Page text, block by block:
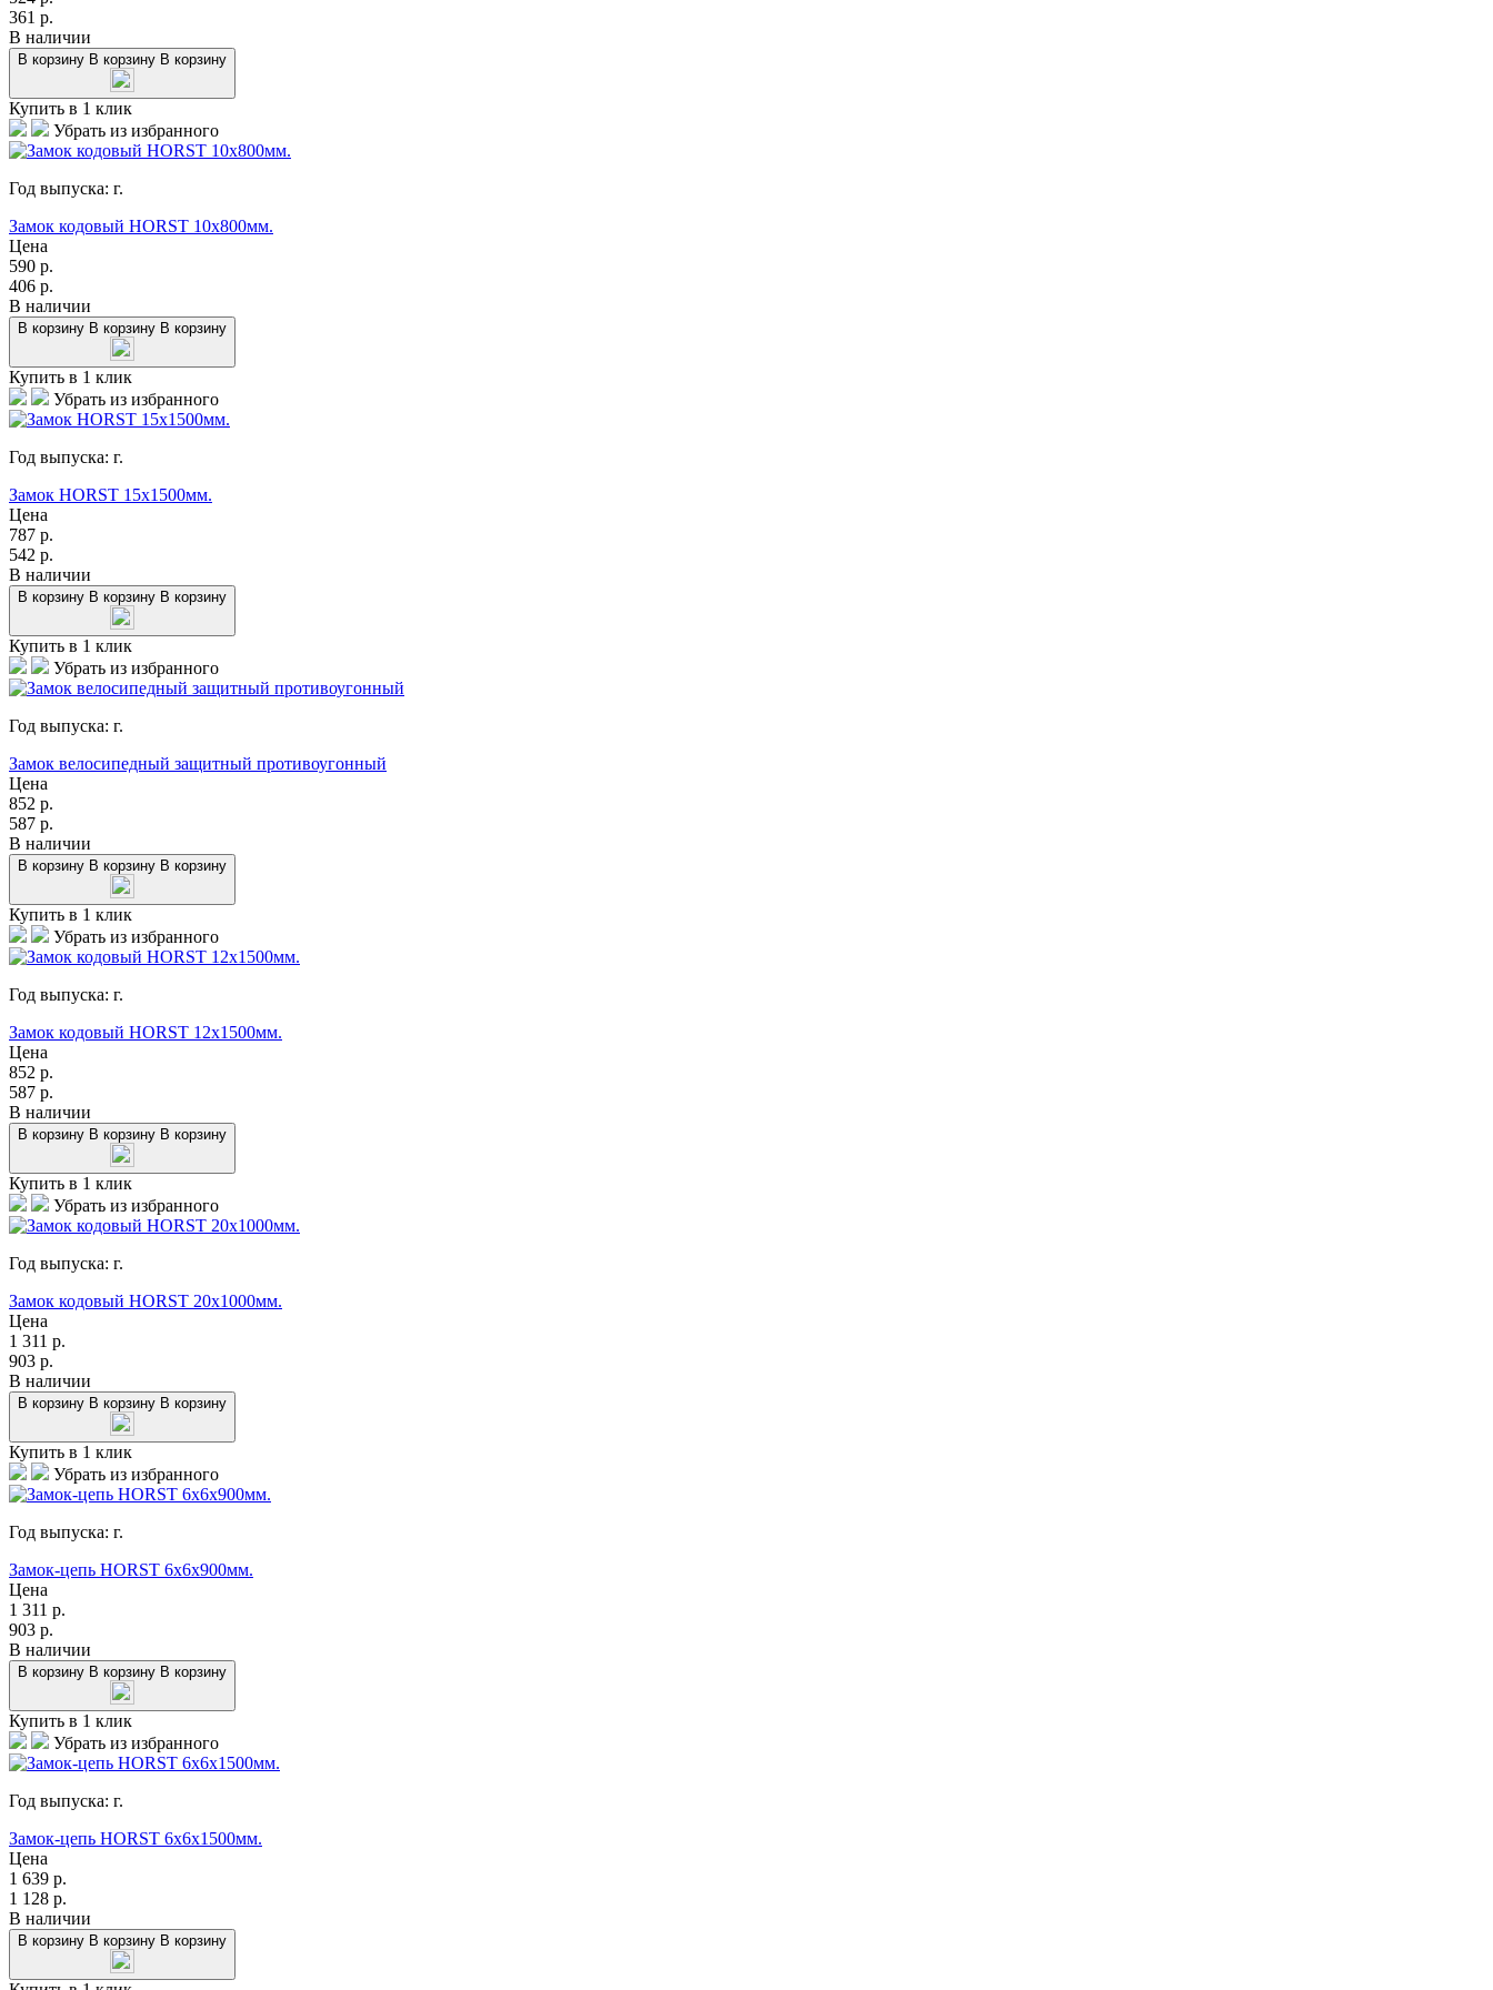
361 р.
В наличии
В корзину В корзину В корзину
Купить в 1 клик
Убрать из избранного
Год выпуска: г.
Замок кодовый HORST 10x800мм.
Цена
590 р.
406 р.
В наличии
В корзину В корзину В корзину
Купить в 1 клик
Убрать из избранного
Год выпуска: г.
Замок HORST 15x1500мм.
Цена
787 р.
542 р.
В наличии
В корзину В корзину В корзину
Купить в 1 клик
Убрать из избранного
Год выпуска: г.
Замок велосипедный защитный противоугонный
Цена
852 р.
587 р.
В наличии
В корзину В корзину В корзину
Купить в 1 клик
Убрать из избранного
Год выпуска: г.
Замок кодовый HORST 12x1500мм.
Цена
852 р.
587 р.
В наличии
В корзину В корзину В корзину
Купить в 1 клик
Убрать из избранного
Год выпуска: г.
Замок кодовый HORST 20x1000мм.
Цена
1 311 р.
903 р.
В наличии
В корзину В корзину В корзину
Купить в 1 клик
Убрать из избранного
Год выпуска: г.
Замок-цепь HORST 6х6x900мм.
Цена
1 311 р.
903 р.
В наличии
В корзину В корзину В корзину
Купить в 1 клик
Убрать из избранного
Год выпуска: г.
Замок-цепь HORST 6х6x1500мм.
Цена
1 639 р.
1 128 р.
В наличии
В корзину В корзину В корзину